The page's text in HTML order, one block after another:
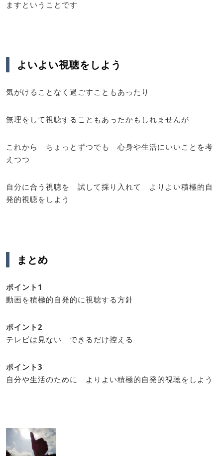
ますということです
よいよい視聴をしよう
気がけることなく過ごすこともあったり
無理をして視聴することもあったかもしれませんが
これから ちょっとずつでも 心身や生活にいいことを考
えつつ
自分に合う視聴を 試して採り入れて よりよい積極的自
発的視聴をしよう
まとめ
ポイント1
動画を積極的自発的に視聴する方針
ポイント2
テレビは見ない できるだけ控える
ポイント3
自分や生活のために よりよい積極的自発的視聴をしよう